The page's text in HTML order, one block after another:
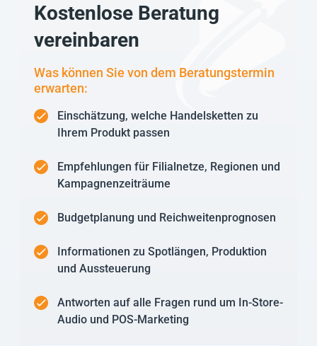
Kostenlose Beratung
vereinbaren
Was können Sie von dem Beratungstermin
erwarten:
Einschätzung, welche Handelsketten zu
Ihrem Produkt passen
Empfehlungen für Filialnetze, Regionen und
Kampagnenzeiträume
Budgetplanung und Reichweitenprognosen
Informationen zu Spotlängen, Produktion
und Aussteuerung
Antworten auf alle Fragen rund um In-Store-
Audio und POS-Marketing